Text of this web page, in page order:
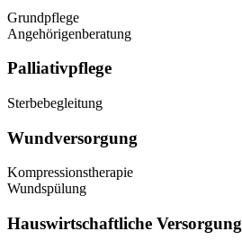
Grundpflege
Angehörigenberatung
Palliativpflege
Sterbebegleitung
Wundversorgung
Kompressionstherapie
Wundspülung
Hauswirtschaftliche Versorgung